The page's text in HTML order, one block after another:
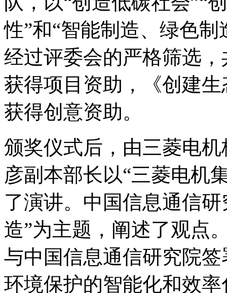
性”和“智能制造、绿色
经过评委会的严格筛选
获得项目资助，《创建
获得创意资助。
颁奖仪式后，由三菱电
彦副本部长以“三菱电机
了演讲。中国信息通信
造”为主题，阐述了观点
与中国信息通信研究院
环境保护的智能化和效